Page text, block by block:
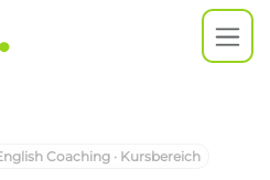
Coaching · Kursbereich